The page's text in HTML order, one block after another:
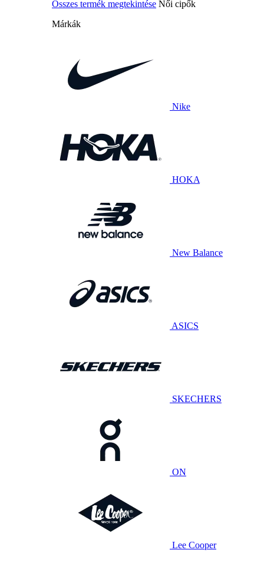
Összes termék megtekintése Női cipők
Márkák
Nike
HOKA
New Balance
ASICS
SKECHERS
ON
Lee Cooper